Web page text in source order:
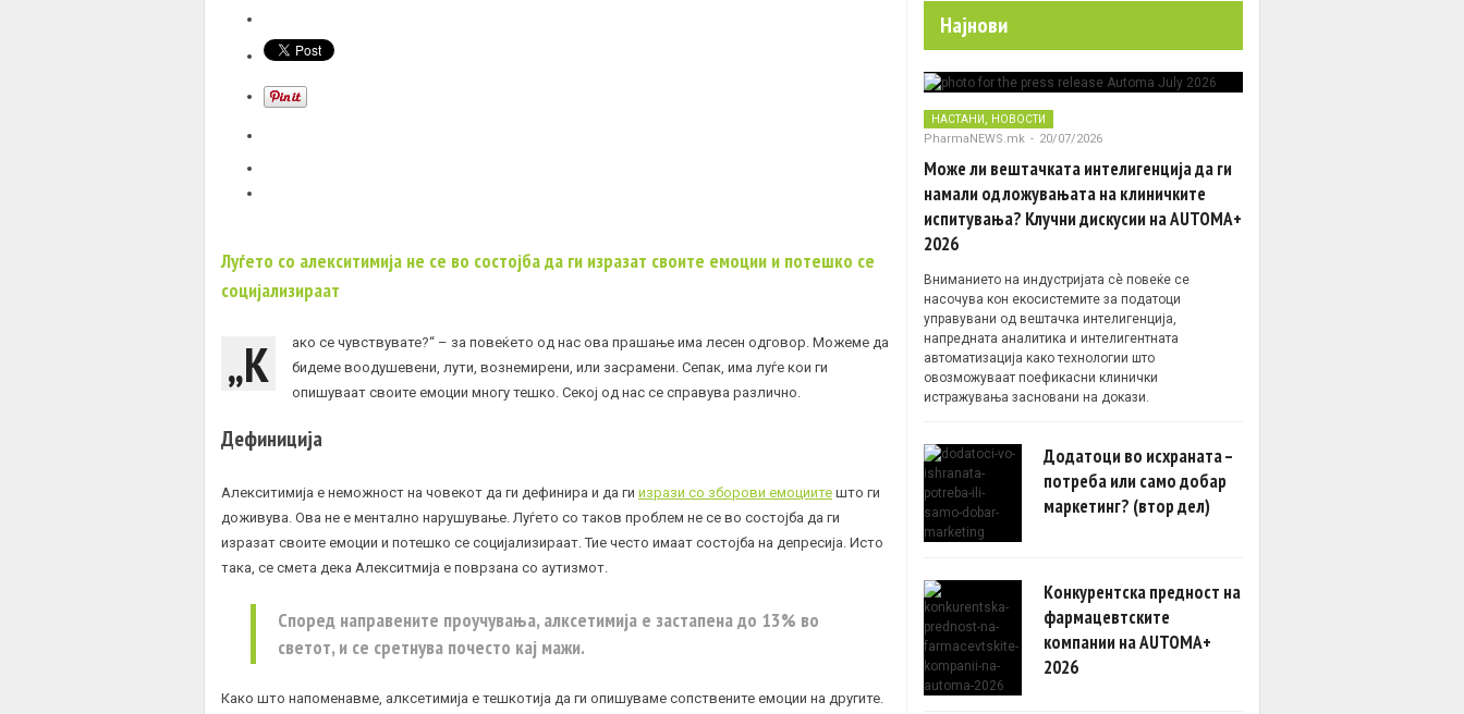
Луѓето со алекситимија не се во состојба да ги изразат своите емоции и потешко се
социјализираат
„К
ако се чувствувате?“ – за повеќето од нас ова прашање има лесен одговор. Можеме да
бидеме воодушевени, лути, вознемирени, или засрамени. Сепак, има луѓе кои ги
опишуваат своите емоции многу тешко. Секој од нас се справува различно.
Дефиниција
Алекситимија е неможност на човекот да ги дефинира и да ги изрази со зборови емоциите што ги
доживува. Ова не е ментално нарушување. Луѓето со таков проблем не се во состојба да ги
изразат своите емоции и потешко се социјализираат. Тие често имаат состојба на депресија. Исто
така, се смета дека Алекситмија е поврзана со аутизмот.
Според направените проучувања, алксетимија е застапена до 13% во
светот, и се сретнува почесто кај мажи.
Како што напоменавме, алксетимија е тешкотија да ги опишуваме сопствените емоции на другите.
Најнови
НАСТАНИ , НОВОСТИ
PharmaNEWS.mk - 20/07/2026
Може ли вештачката интелигенција да ги
намали одложувањата на клиничките
испитувања? Клучни дискусии на AUTOMA+
2026
Вниманието на индустријата сè повеќе се
насочува кон екосистемите за податоци
управувани од вештачка интелигенција,
напредната аналитика и интелигентната
автоматизација како технологии што
овозможуваат поефикасни клинички
истражувања засновани на докази.
Додатоци во исхраната –
потреба или само добар
маркетинг? (втор дел)
Конкурентска предност на
фармацевтските
компании на AUTOMA+
2026